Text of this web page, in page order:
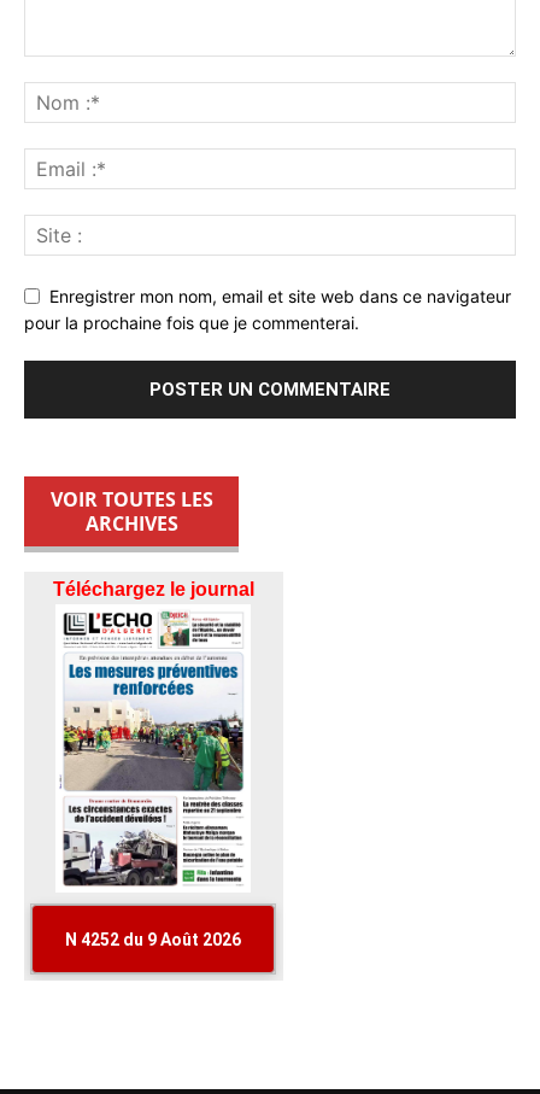
Enregistrer mon nom, email et site web dans ce navigateur
pour la prochaine fois que je commenterai.
VOIR TOUTES LES
ARCHIVES